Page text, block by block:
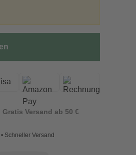
Gratis Versand ab 50 €
Schneller Versand